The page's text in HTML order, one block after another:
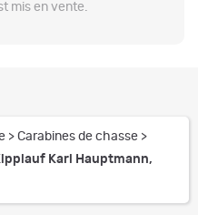
mis en vente.
> Carabines de chasse >
Karl Hauptmann,